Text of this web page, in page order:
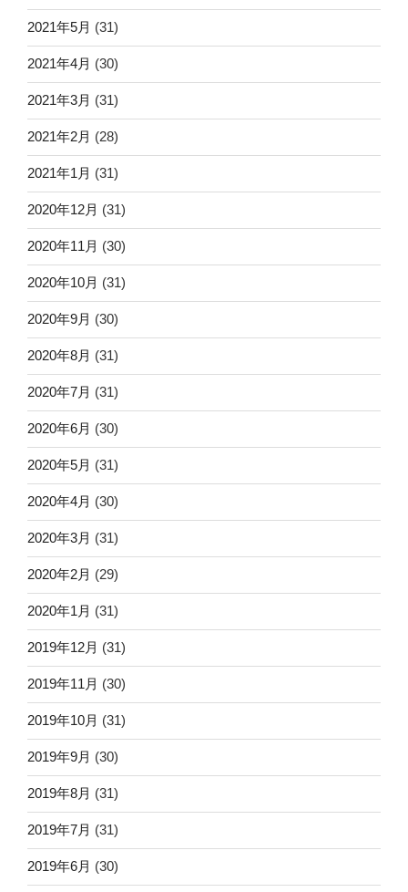
2021年5月 (31)
2021年4月 (30)
2021年3月 (31)
2021年2月 (28)
2021年1月 (31)
2020年12月 (31)
2020年11月 (30)
2020年10月 (31)
2020年9月 (30)
2020年8月 (31)
2020年7月 (31)
2020年6月 (30)
2020年5月 (31)
2020年4月 (30)
2020年3月 (31)
2020年2月 (29)
2020年1月 (31)
2019年12月 (31)
2019年11月 (30)
2019年10月 (31)
2019年9月 (30)
2019年8月 (31)
2019年7月 (31)
2019年6月 (30)